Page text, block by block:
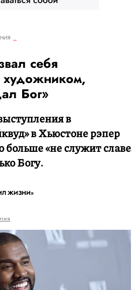
себя
Бог»
в
в Хьюстоне рэпер
больше «не служит славе
Богу.
ЖИЗНИ»